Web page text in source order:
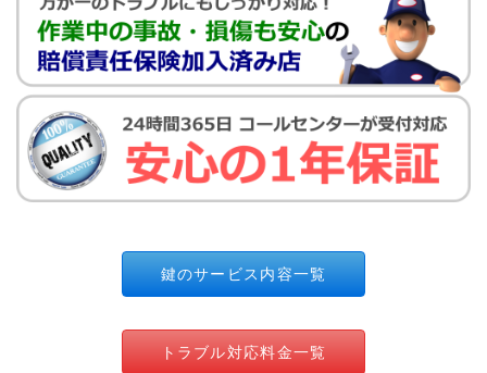
鍵のサービス内容一覧
トラブル対応料金一覧